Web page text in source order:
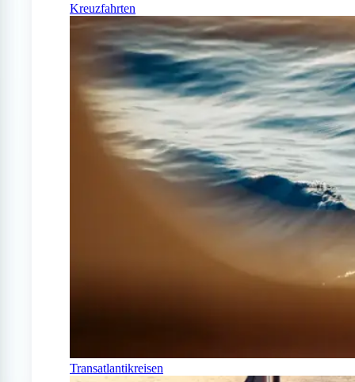
Kreuzfahrten
Transatlantikreisen